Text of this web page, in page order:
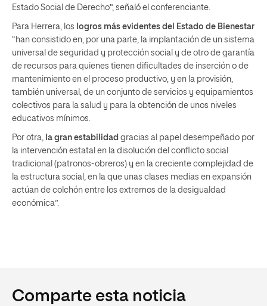
Estado Social de Derecho”, señaló el conferenciante.
Para Herrera, los logros más evidentes del Estado de Bienestar
“han consistido en, por una parte, la implantación de un sistema
universal de seguridad y protección social y de otro de garantía
de recursos para quienes tienen dificultades de inserción o de
mantenimiento en el proceso productivo, y en la provisión,
también universal, de un conjunto de servicios y equipamientos
colectivos para la salud y para la obtención de unos niveles
educativos mínimos.
Por otra, la gran estabilidad gracias al papel desempeñado por
la intervención estatal en la disolución del conflicto social
tradicional (patronos-obreros) y en la creciente complejidad de
la estructura social, en la que unas clases medias en expansión
actúan de colchón entre los extremos de la desigualdad
económica”.
Comparte esta noticia